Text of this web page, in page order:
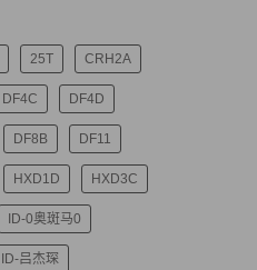
25T CRH2A
DF4C DF4D
DF8B DF11
HXD1D HXD3C
ID-0奥斑马0
ID-吕杰琛